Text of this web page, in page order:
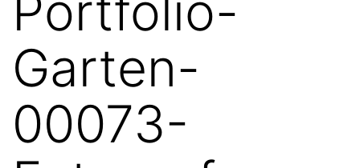
Garten-
00073-